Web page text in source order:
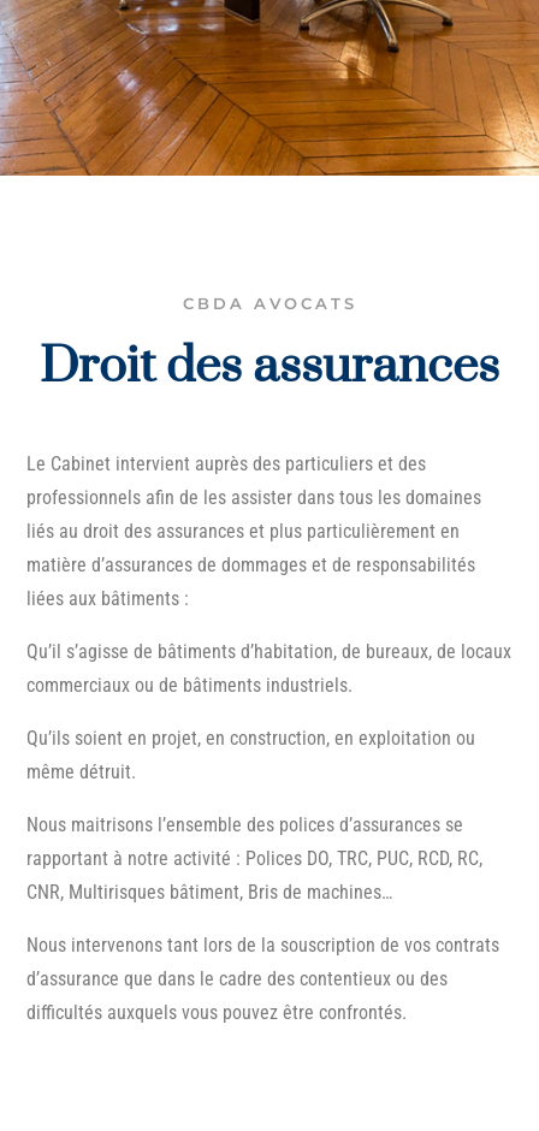
CBDA AVOCATS
Droit des assurances
Le Cabinet intervient auprès des particuliers et des
professionnels afin de les assister dans tous les domaines
liés au droit des assurances et plus particulièrement en
matière d’assurances de dommages et de responsabilités
liées aux bâtiments :
Qu’il s’agisse de bâtiments d’habitation, de bureaux, de locaux
commerciaux ou de bâtiments industriels.
Qu’ils soient en projet, en construction, en exploitation ou
même détruit.
Nous maitrisons l’ensemble des polices d’assurances se
rapportant à notre activité : Polices DO, TRC, PUC, RCD, RC,
CNR, Multirisques bâtiment, Bris de machines…
Nous intervenons tant lors de la souscription de vos contrats
d’assurance que dans le cadre des contentieux ou des
difficultés auxquels vous pouvez être confrontés.